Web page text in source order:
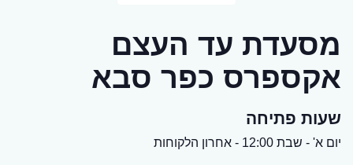
מסעדת עד העצם
אקספרס כפר סבא
שעות פתיחה
יום א' - שבת 12:00 - אחרון הלקוחות